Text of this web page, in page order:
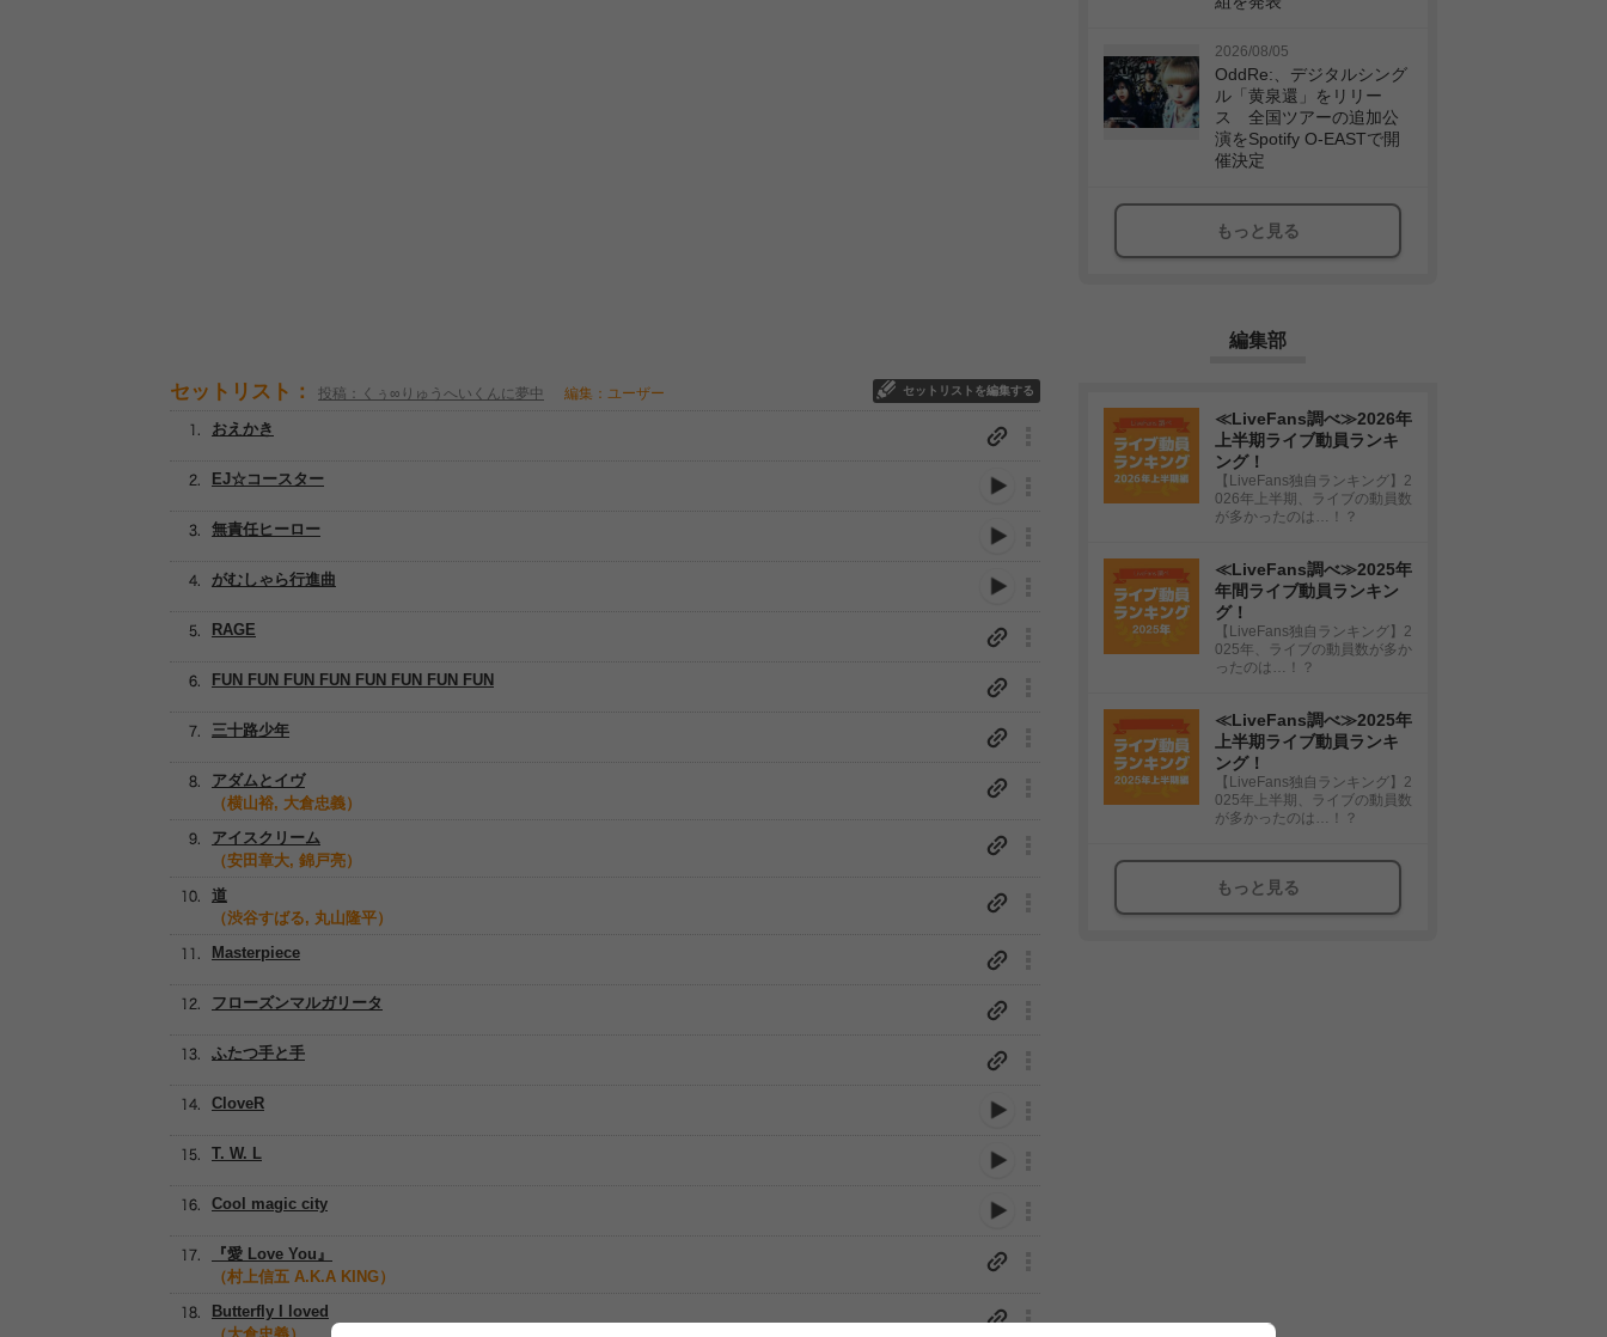
セットリスト： 投稿：くぅ∞りゅうへいくんに夢中 編集：ユーザー セットリストを編集する
FUN FUN FUN FUN FUN FUN FUN FUN
アイスクリーム
（安田章大, 錦戸亮）
がむしゃら行進曲
無責任ヒーロー
RAGE
おえかき
三十路少年
アダムとイヴ
（横山裕, 大倉忠義）
EJ☆コースター
道
（渋谷すばる, 丸山隆平）
Masterpiece
フローズンマルガリータ
ふたつ手と手
CloveR
T. W. L
Cool magic city
『愛 Love You』
（村上信五 A.K.A KING）
Butterfly I loved
2026/08/05
OddRe:、デジタルシング
ル「黄泉還」をリリー
ス 全国ツアーの追加公
演をSpotify O-EASTで開
催決定
もっと見る
編集部
≪LiveFans調べ≫2026年
上半期ライブ動員ランキ
ング！
【LiveFans独自ランキング】2
026年上半期、ライブの動員数
が多かったのは…！？
≪LiveFans調べ≫2025年
年間ライブ動員ランキン
グ！
【LiveFans独自ランキング】2
025年、ライブの動員数が多か
ったのは…！？
≪LiveFans調べ≫2025年
上半期ライブ動員ランキ
ング！
【LiveFans独自ランキング】2
025年上半期、ライブの動員数
が多かったのは…！？
もっと見る